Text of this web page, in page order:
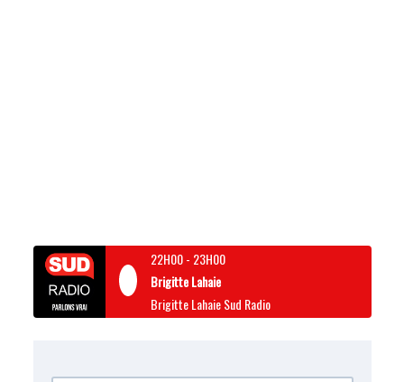
22H00- 23H00
Brigitte Lahaie
Brigitte Lahaie Sud Radio